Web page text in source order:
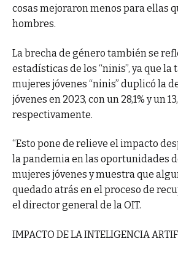
cosas mejoraron menos para ellas
hombres.
La brecha de género también se
estadísticas de los “ninis”, ya que la
mujeres jóvenes “ninis” duplicó la
jóvenes en 2023, con un 28,1% y un
respectivamente.
“Esto pone de relieve el impacto
la pandemia en las oportunidades
mujeres jóvenes y muestra que
quedado atrás en el proceso de
el director general de la OIT.
IMPACTO DE LA INTELIGENCIA